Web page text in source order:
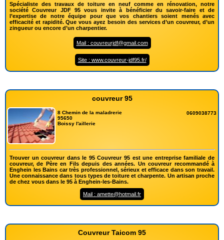
Spécialiste des travaux de toiture en neuf comme en rénovation, notre
société Couvreur JDF 95 vous invite à bénéficier du savoir-faire et de
l’expertise de notre équipe pour que vos chantiers soient menés avec
efficacité et rapidité. Que vous ayez besoin des services d’un couvreur, d’un
zingueur ou encore d’un charpentier.
Mail : couvreurjdf@gmail.com
Site : www.couvreur-jdf95.fr/
couvreur 95
8 Chemin de la maladrerie
95650
Boissy l'aillerie
0609038773
Trouver un couvreur dans le 95 Couvreur 95 est une entreprise familiale de
couvreur, de Père en Fils depuis des années. Un couvreur recommandé à
Enghein les Bains car très professionnel, sérieux et efficace dans son travail.
Une connaissance dans tous types de toiture et charpente. Un artisan proche
de chez vous dans le 95 à Enghein-les-Bains.
Mail : amette@hotmail.fr
Couvreur Taicom 95